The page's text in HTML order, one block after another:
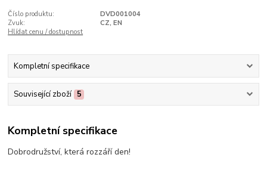
Číslo produktu:
DVD001004
Zvuk:
CZ, EN
Hlídat cenu / dostupnost
Kompletní specifikace
Související zboží 5
Kompletní specifikace
Dobrodružství, která rozzáří den!